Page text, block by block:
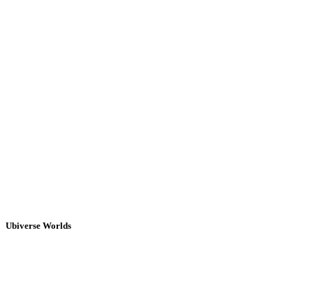
Ubiverse Worlds